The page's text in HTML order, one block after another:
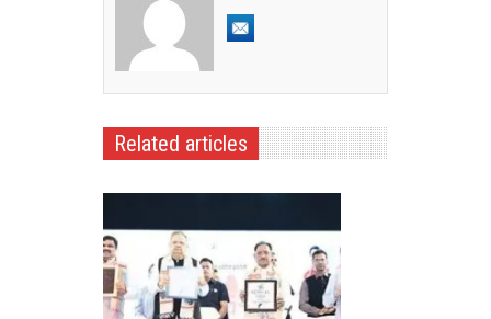
Related articles